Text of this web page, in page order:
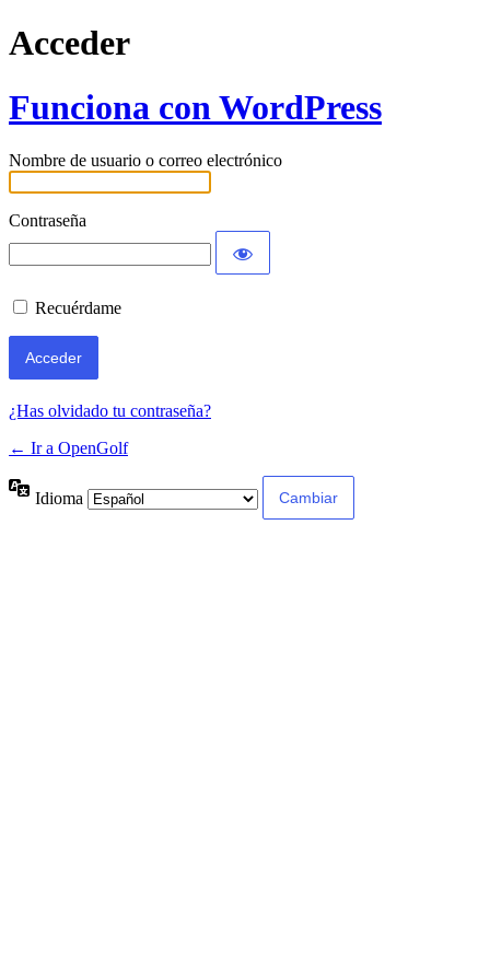
Acceder
Funciona con WordPress
Nombre de usuario o correo electrónico
Contraseña
Recuérdame
¿Has olvidado tu contraseña?
← Ir a OpenGolf
Idioma